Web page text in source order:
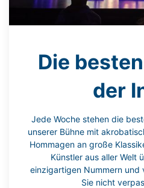
Die
der
Jede Woche stehen die
unserer Bühne mit
Hommagen an große
Künstler aus aller Welt
einzigartigen Nummern und
Sie nicht